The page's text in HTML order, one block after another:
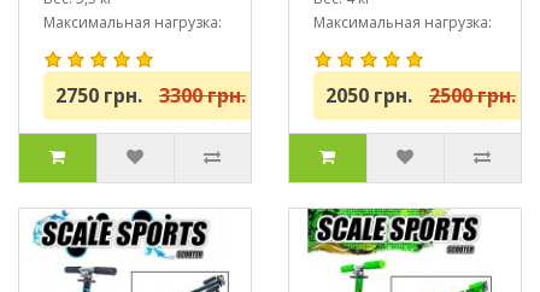
Максимальная нагрузка:
до 100 кг
2750 грн. 3300 грн.
Максимальная нагрузка:
до 100 кг
2050 грн. 2500 грн.